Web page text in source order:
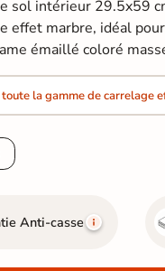
sol intérieur 29.5x59
effet marbre, idéal
émaillé coloré
toute la gamme de carrelage
Anti-casse